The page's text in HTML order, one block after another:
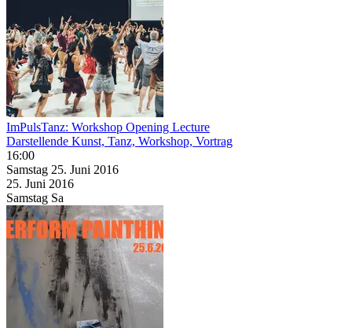
ImPulsTanz: Workshop Opening Lecture
Darstellende Kunst, Tanz, Workshop, Vortrag
16:00
Samstag 25. Juni 2016
25. Juni 2016
Samstag Sa